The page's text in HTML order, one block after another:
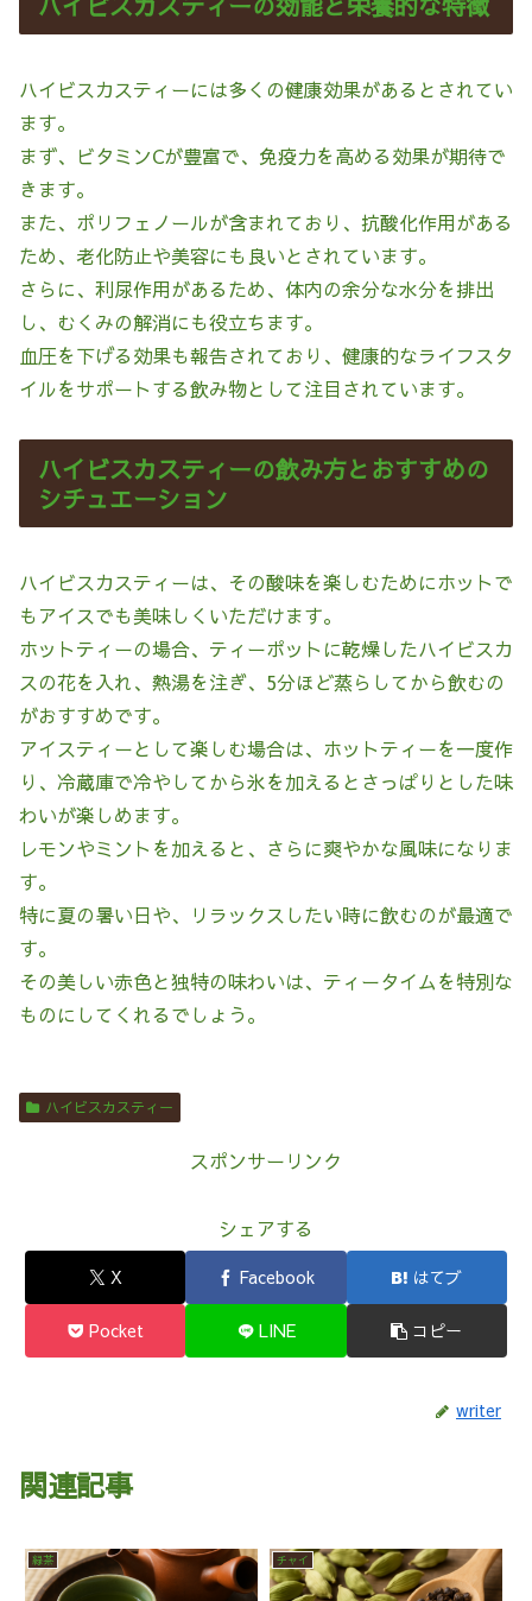
ハイビスカスティーには多くの健康効果があるとされてい
ます。
まず、ビタミンCが豊富で、免疫力を高める効果が期待で
きます。
また、ポリフェノールが含まれており、抗酸化作用がある
ため、老化防止や美容にも良いとされています。
さらに、利尿作用があるため、体内の余分な水分を排出
し、むくみの解消にも役立ちます。
血圧を下げる効果も報告されており、健康的なライフスタ
イルをサポートする飲み物として注目されています。
ハイビスカスティーの飲み方とおすすめの
シチュエーション
ハイビスカスティーは、その酸味を楽しむためにホットで
もアイスでも美味しくいただけます。
ホットティーの場合、ティーポットに乾燥したハイビスカ
スの花を入れ、熱湯を注ぎ、5分ほど蒸らしてから飲むの
がおすすめです。
アイスティーとして楽しむ場合は、ホットティーを一度作
り、冷蔵庫で冷やしてから氷を加えるとさっぱりとした味
わいが楽しめます。
レモンやミントを加えると、さらに爽やかな風味になりま
す。
特に夏の暑い日や、リラックスしたい時に飲むのが最適で
す。
その美しい赤色と独特の味わいは、ティータイムを特別な
ものにしてくれるでしょう。
ハイビスカスティー
スポンサーリンク
シェアする
X Facebook はてブ
Pocket LINE コピー
writer
関連記事
緑茶 チャイ